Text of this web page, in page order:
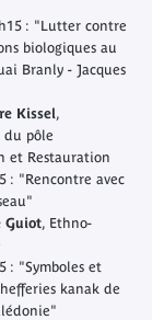
: "Lutter contre
biologiques au
Branly - Jacques
Kissel,
du pôle
et Restauration
: "Rencontre avec
Guiot, Ethno-
: "Symboles et
kanak de